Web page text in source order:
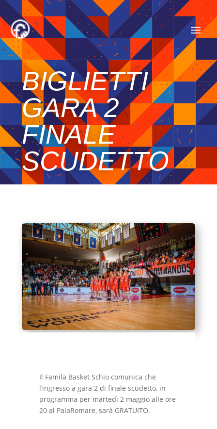
BIGLIETTI
GARA 2
FINALE
SCUDETTO
Il Famila Basket Schio comunica che
l’ingresso a gara 2 di finale scudetto, in
programma per martedì 2 maggio alle ore
20 al PalaRomare, sarà GRATUITO.